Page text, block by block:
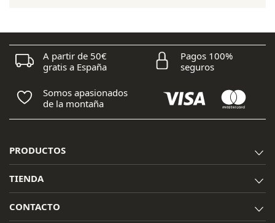
110,00 €.95,95 €.
A partir de 50€
gratis a España
Pagos 100%
seguros
Somos apasionados
de la montaña
PRODUCTOS
TIENDA
CONTACTO